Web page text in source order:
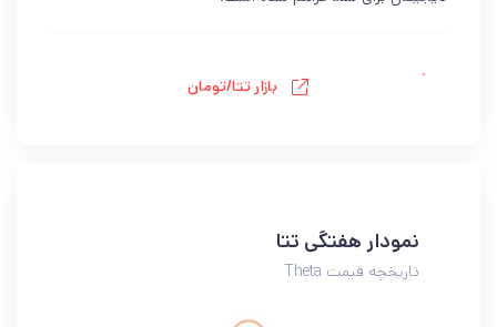
بازار تتا/تومان
نمودار هفتگی تتا
تاریخچه قیمت Theta